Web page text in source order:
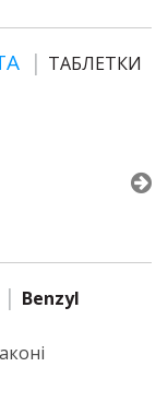
ТАБЛЕТКИ
Benzyl